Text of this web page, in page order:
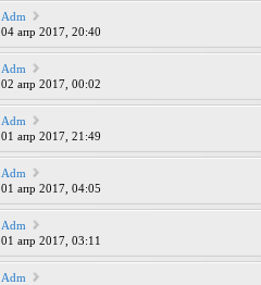
Adm
04 апр 2017, 20:40
Adm
02 апр 2017, 00:02
Adm
01 апр 2017, 21:49
Adm
01 апр 2017, 04:05
Adm
01 апр 2017, 03:11
Adm